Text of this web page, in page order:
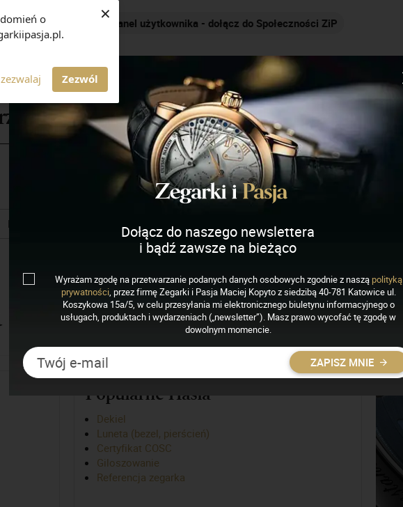
o
Zezwól
×
Panel użytkownika - dołącz do Społeczności ZiP
MAGAZYN ZEGARKI I PASJA
H L M
Popularne Hasła
Dekiel
Luneta (bezel, pierścień)
Certyfikat COSC
Giloszowanie
Referencja zegarka
Dołącz do naszego newslettera
i bądź zawsze na bieżąco
Wyrażam zgodę na przetwarzanie podanych danych osobowych zgodnie z naszą polityką
prywatności, przez firmę Zegarki i Pasja Maciej Kopyto z siedzibą 40-781 Katowice ul.
Koszykowa 15a/5, w celu przesyłania mi elektronicznego biuletynu informacyjnego o
usługach, produktach i wydarzeniach („newsletter”). Masz prawo wycofać tę zgodę w
dowolnym momencie.
ZAPISZ MNIE